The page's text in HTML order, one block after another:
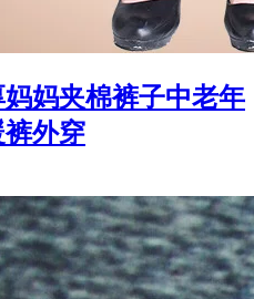
妈夹棉裤子中老年
外穿